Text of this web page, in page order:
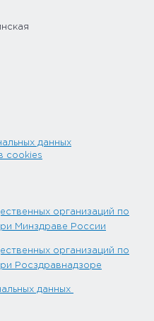
данных
cookies
организаций по
Минздраве России
организаций по
Росздравнадзоре
данных